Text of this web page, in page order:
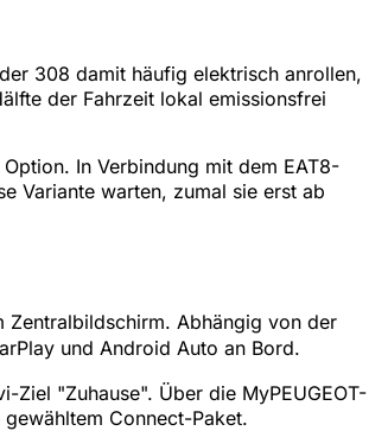
308 damit häufig elektrisch anrollen,
der Fahrzeit lokal emissionsfrei
In Verbindung mit dem EAT8-
Variante warten, zumal sie erst ab
Zentralbildschirm. Abhängig von der
und Android Auto an Bord.
"Zuhause". Über die MyPEUGEOT-
Connect-Paket.